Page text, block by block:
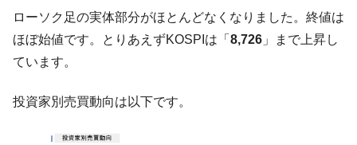
ン』1人当たり賠償10万ウォンを認定 ⇒ 総額3兆7,000億
『Money1』 韓国で猛暑。南東部では干ばつ
『Money1』
『Money1』
【対日本円】ウォン安が急進！ 日米の協調
ローソク足の実体部分がほとんどなくなりました。終値は
ほぼ始値です。とりあえずKOSPIは「 8,726 」まで上昇し
ています。
投資家別売買動向は以下です。